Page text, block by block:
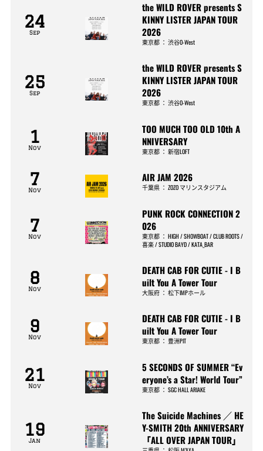
24
Sep
the WILD ROVER presents S
KINNY LISTER JAPAN TOUR
2026
東京都 ：渋谷O-West
25
Sep
the WILD ROVER presents S
KINNY LISTER JAPAN TOUR
2026
東京都 ：渋谷O-West
1
Nov
TOO MUCH TOO OLD 10th A
NNIVERSARY
東京都 ：新宿LOFT
7
Nov
AIR JAM 2026
千葉県 ：ZOZO マリンスタジアム
7
Nov
PUNK ROCK CONNECTION 2
026
東京都 ：HIGH / SHOWBOAT / CLUB ROOTS /
喜楽 / STUDIO BAYD / KATA_BAR
8
Nov
DEATH CAB FOR CUTIE - I B
uilt You A Tower Tour
大阪府 ：松下IMPホール
9
Nov
DEATH CAB FOR CUTIE - I B
uilt You A Tower Tour
東京都 ：豊洲PIT
21
Nov
5 SECONDS OF SUMMER “Ev
eryone’s a Star! World Tour”
東京都 ：SGC HALL ARIAKE
19
Jan
The Suicide Machines ／ HE
Y-SMITH 20th ANNIVERSARY
「ALL OVER JAPAN TOUR」